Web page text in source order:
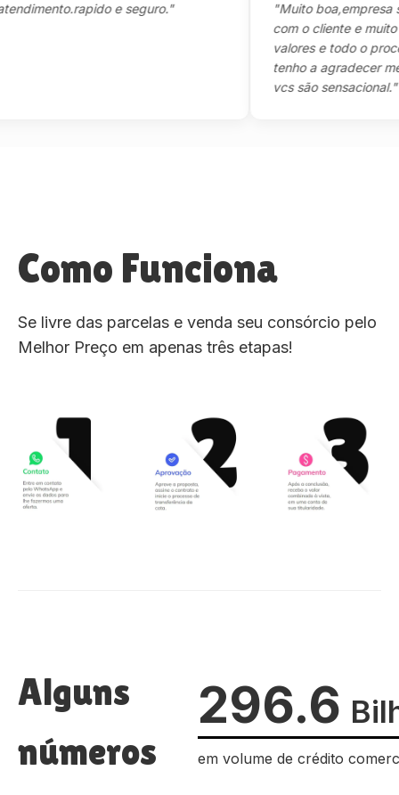
e seguro."
"Muito boa,empresa séria
com o cliente e muito
valores e todo o processo
tenho a agradecer
vcs são sensacional."
Como Funciona
Se livre das parcelas e venda seu consórcio pelo
Melhor Preço em apenas três etapas!
Alguns
números
296.6
em volume de crédito